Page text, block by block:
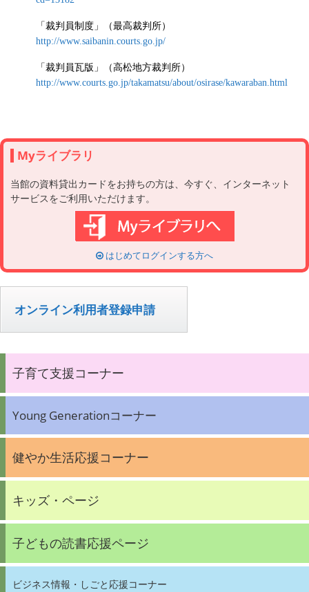
「裁判員制度」（最高裁判所）
http://www.saibanin.courts.go.jp/
「裁判員瓦版」（高松地方裁判所）
http://www.courts.go.jp/takamatsu/about/osirase/kawaraban.html
Myライブラリ
当館の資料貸出カードをお持ちの方は、今すぐ、インターネット
サービスをご利用いただけます。
はじめてログインする方へ
オンライン利用者登録申請
子育て支援コーナー
Young Generationコーナー
健やか生活応援コーナー
キッズ・ページ
子どもの読書応援ページ
ビジネス情報・しごと応援コーナー